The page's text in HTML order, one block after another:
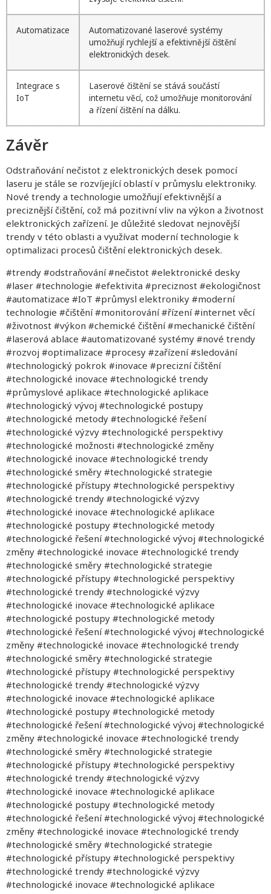
Automatizace
Automatizované laserové systémy
umožňují rychlejší a efektivnější čištění
elektronických desek.
Integrace s
IoT
Laserové čištění se stává součástí
internetu věcí, což umožňuje monitorování
a řízení čištění na dálku.
Závěr
Odstraňování nečistot z elektronických desek pomocí
laseru je stále se rozvíjející oblastí v průmyslu elektroniky.
Nové trendy a technologie umožňují efektivnější a
preciznější čištění, což má pozitivní vliv na výkon a životnost
elektronických zařízení. Je důležité sledovat nejnovější
trendy v této oblasti a využívat moderní technologie k
optimalizaci procesů čištění elektronických desek.
#trendy #odstraňování #nečistot #elektronické desky
#laser #technologie #efektivita #preciznost #ekologičnost
#automatizace #IoT #průmysl elektroniky #moderní
technologie #čištění #monitorování #řízení #internet věcí
#životnost #výkon #chemické čištění #mechanické čištění
#laserová ablace #automatizované systémy #nové trendy
#rozvoj #optimalizace #procesy #zařízení #sledování
#technologický pokrok #inovace #precizní čištění
#technologické inovace #technologické trendy
#průmyslové aplikace #technologické aplikace
#technologický vývoj #technologické postupy
#technologické metody #technologické řešení
#technologické výzvy #technologické perspektivy
#technologické možnosti #technologické změny
#technologické inovace #technologické trendy
#technologické směry #technologické strategie
#technologické přístupy #technologické perspektivy
#technologické trendy #technologické výzvy
#technologické inovace #technologické aplikace
#technologické postupy #technologické metody
#technologické řešení #technologické vývoj #technologické
změny #technologické inovace #technologické trendy
#technologické směry #technologické strategie
#technologické přístupy #technologické perspektivy
#technologické trendy #technologické výzvy
#technologické inovace #technologické aplikace
#technologické postupy #technologické metody
#technologické řešení #technologické vývoj #technologické
změny #technologické inovace #technologické trendy
#technologické směry #technologické strategie
#technologické přístupy #technologické perspektivy
#technologické trendy #technologické výzvy
#technologické inovace #technologické aplikace
#technologické postupy #technologické metody
#technologické řešení #technologické vývoj #technologické
změny #technologické inovace #technologické trendy
#technologické směry #technologické strategie
#technologické přístupy #technologické perspektivy
#technologické trendy #technologické výzvy
#technologické inovace #technologické aplikace
#technologické postupy #technologické metody
#technologické řešení #technologické vývoj #technologické
změny #technologické inovace #technologické trendy
#technologické směry #technologické strategie
#technologické přístupy #technologické perspektivy
#technologické trendy #technologické výzvy
#technologické inovace #technologické aplikace